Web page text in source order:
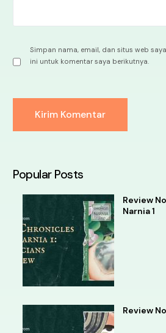
Simpan nama, email, dan situs web
ini untuk komentar saya berikutnya.
Popular Posts
Review
Narnia 1
Review